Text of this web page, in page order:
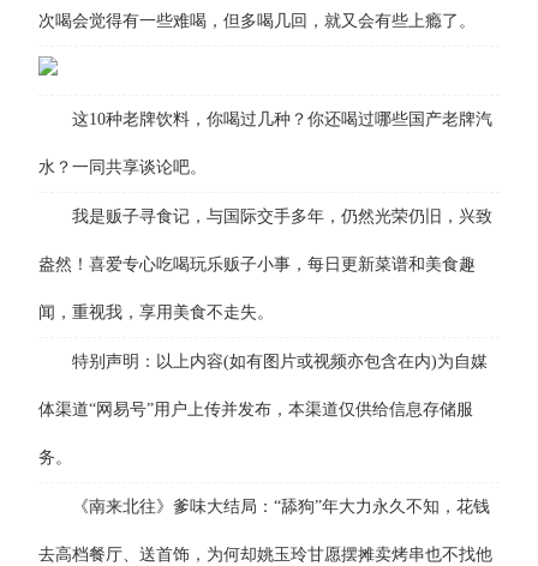
次喝会觉得有一些难喝，但多喝几回，就又会有些上瘾了。
这10种老牌饮料，你喝过几种？你还喝过哪些国产老牌汽
水？一同共享谈论吧。
我是贩子寻食记，与国际交手多年，仍然光荣仍旧，兴致
盎然！喜爱专心吃喝玩乐贩子小事，每日更新菜谱和美食趣
闻，重视我，享用美食不走失。
特别声明：以上内容(如有图片或视频亦包含在内)为自媒
体渠道“网易号”用户上传并发布，本渠道仅供给信息存储服
务。
《南来北往》爹味大结局：“舔狗”年大力永久不知，花钱
去高档餐厅、送首饰，为何却姚玉玲甘愿摆摊卖烤串也不找他